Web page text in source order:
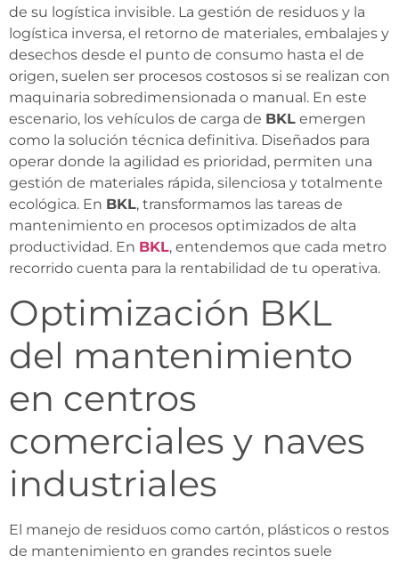
de su logística invisible. La gestión de residuos y la
logística inversa, el retorno de materiales, embalajes y
desechos desde el punto de consumo hasta el de
origen, suelen ser procesos costosos si se realizan con
maquinaria sobredimensionada o manual. En este
escenario, los vehículos de carga de BKL emergen
como la solución técnica definitiva. Diseñados para
operar donde la agilidad es prioridad, permiten una
gestión de materiales rápida, silenciosa y totalmente
ecológica. En BKL, transformamos las tareas de
mantenimiento en procesos optimizados de alta
productividad. En BKL, entendemos que cada metro
recorrido cuenta para la rentabilidad de tu operativa.
Optimización BKL
del mantenimiento
en centros
comerciales y naves
industriales
El manejo de residuos como cartón, plásticos o restos
de mantenimiento en grandes recintos suele